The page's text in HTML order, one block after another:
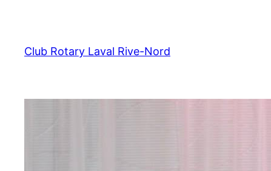
contenu
Club Rotary Laval Rive-Nord